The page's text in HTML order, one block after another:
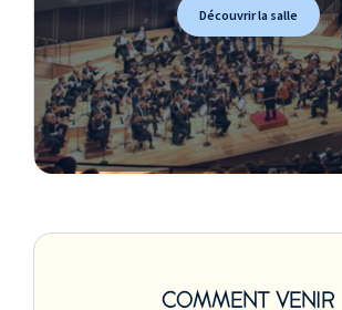
Découvrir la salle
COMMENT VENIR